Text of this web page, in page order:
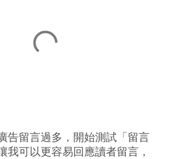
告留言過多，開始測試「留言
我可以更容易回應讀者留言，